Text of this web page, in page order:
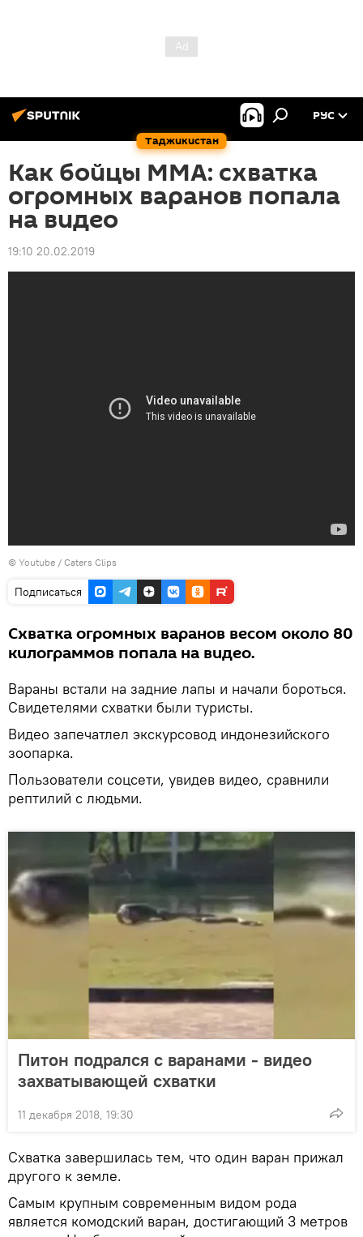
Таджикистан
РУС
Как бойцы MMA: схватка
огромных варанов попала
на видео
19:10 20.02.2019
© Youtube / Caters Clips
Подписаться
Схватка огромных варанов весом около 80
килограммов попала на видео.
Вараны встали на задние лапы и начали бороться.
Свидетелями схватки были туристы.
Видео запечатлел экскурсовод индонезийского
зоопарка.
Пользователи соцсети, увидев видео, сравнили
рептилий с людьми.
Питон подрался с варанами - видео
захватывающей схватки
11 декабря 2018, 19:30
Схватка завершилась тем, что один варан прижал
другого к земле.
Самым крупным современным видом рода
является комодский варан, достигающий 3 метров